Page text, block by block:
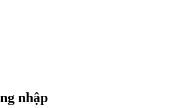
nhập